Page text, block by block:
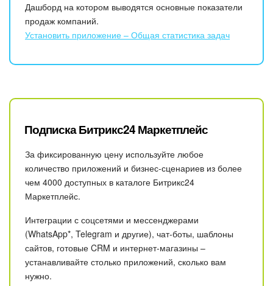
Дашборд на котором выводятся основные показатели
продаж компаний.
Установить приложение – Общая статистика задач
Подписка Битрикс24 Маркетплейс
За фиксированную цену используйте любое
количество приложений и бизнес-сценариев из более
чем 4000 доступных в каталоге Битрикс24
Маркетплейс.
Интеграции с соцсетями и мессенджерами
(WhatsApp*, Telegram и другие), чат-боты, шаблоны
сайтов, готовые CRM и интернет-магазины –
устанавливайте столько приложений, сколько вам
нужно.